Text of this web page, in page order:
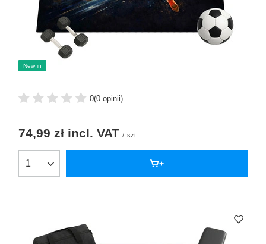
New in
0(0 opinii)
74,99 zł incl. VAT / szt.